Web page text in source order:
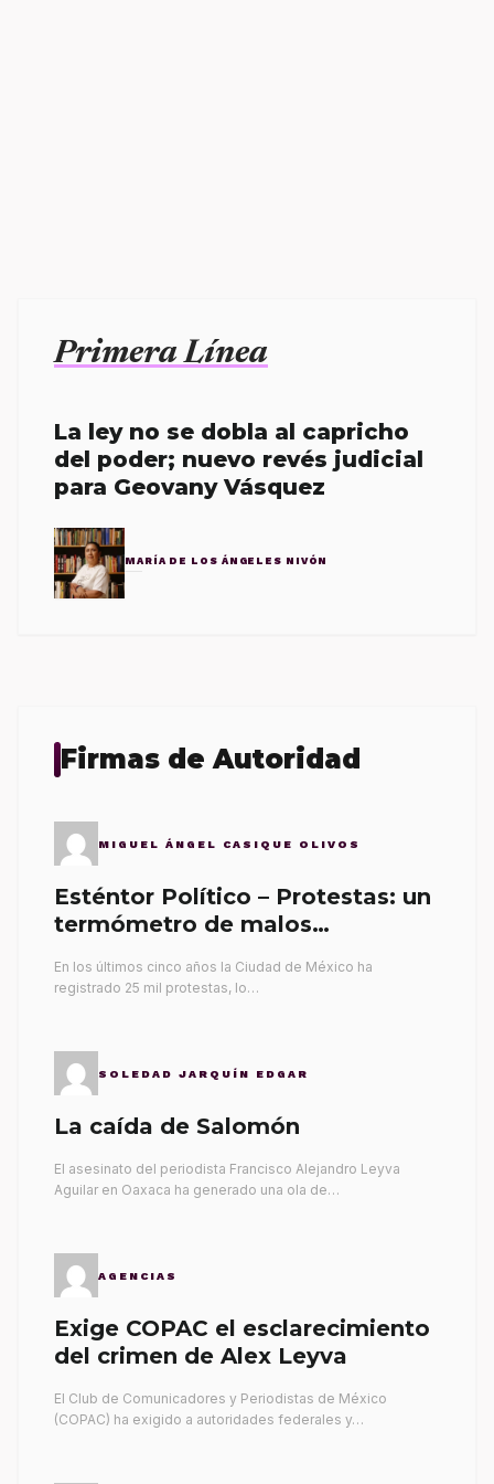
Primera Línea
La ley no se dobla al capricho
del poder; nuevo revés judicial
para Geovany Vásquez
MARÍA DE LOS ÁNGELES NIVÓN
Firmas de Autoridad
MIGUEL ÁNGEL CASIQUE OLIVOS
Esténtor Político – Protestas: un
termómetro de malos
En los últimos cinco años la Ciudad de México ha
registrado 25 mil protestas, lo…
SOLEDAD JARQUÍN EDGAR
La caída de Salomón
El asesinato del periodista Francisco Alejandro Leyva
Aguilar en Oaxaca ha generado una ola de…
AGENCIAS
Exige COPAC el esclarecimiento
del crimen de Alex Leyva
El Club de Comunicadores y Periodistas de México
(COPAC) ha exigido a autoridades federales y…